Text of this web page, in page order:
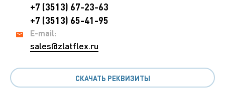
+7 (3513) 67-23-63
+7 (3513) 65-41-95
E-mail:
sales@zlatflex.ru
СКАЧАТЬ РЕКВИЗИТЫ